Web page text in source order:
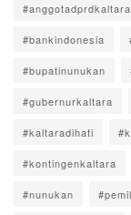
#anggotadprdkaltara
#bankindonesia
#bupatinunukan
#gubernurkaltara
#kaltaradihati
#kontingenkaltara
#nunukan